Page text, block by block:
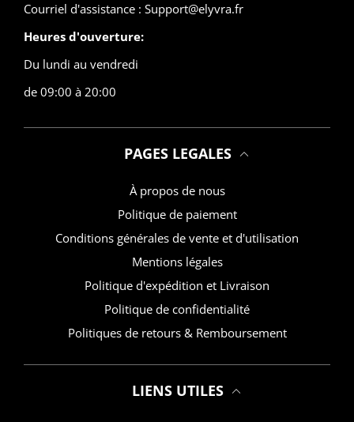
Courriel d'assistance : Support@elyvra.fr
Heures d'ouverture:
Du lundi au vendredi
de 09:00 à 20:00
PAGES LEGALES
À propos de nous
Politique de paiement
Conditions générales de vente et d'utilisation
Mentions légales
Politique d'expédition et Livraison
Politique de confidentialité
Politiques de retours & Remboursement
LIENS UTILES